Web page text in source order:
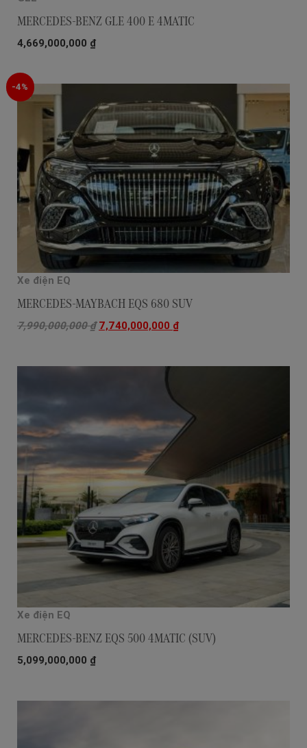
MERCEDES-BENZ GLE 400 E 4MATIC
4,669,000,000 ₫
-4%
Xe điện EQ
MERCEDES-MAYBACH EQS 680 SUV
7,990,000,000₫ 7,740,000,000 ₫
Xe điện EQ
MERCEDES-BENZ EQS 500 4MATIC (SUV)
5,099,000,000 ₫